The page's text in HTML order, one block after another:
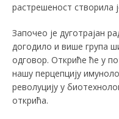
растрешеност створила
Започео је дуготрајан
догодило и више група
одговор. Откриће ће у
нашу перцепцију
револуцију у
открића.